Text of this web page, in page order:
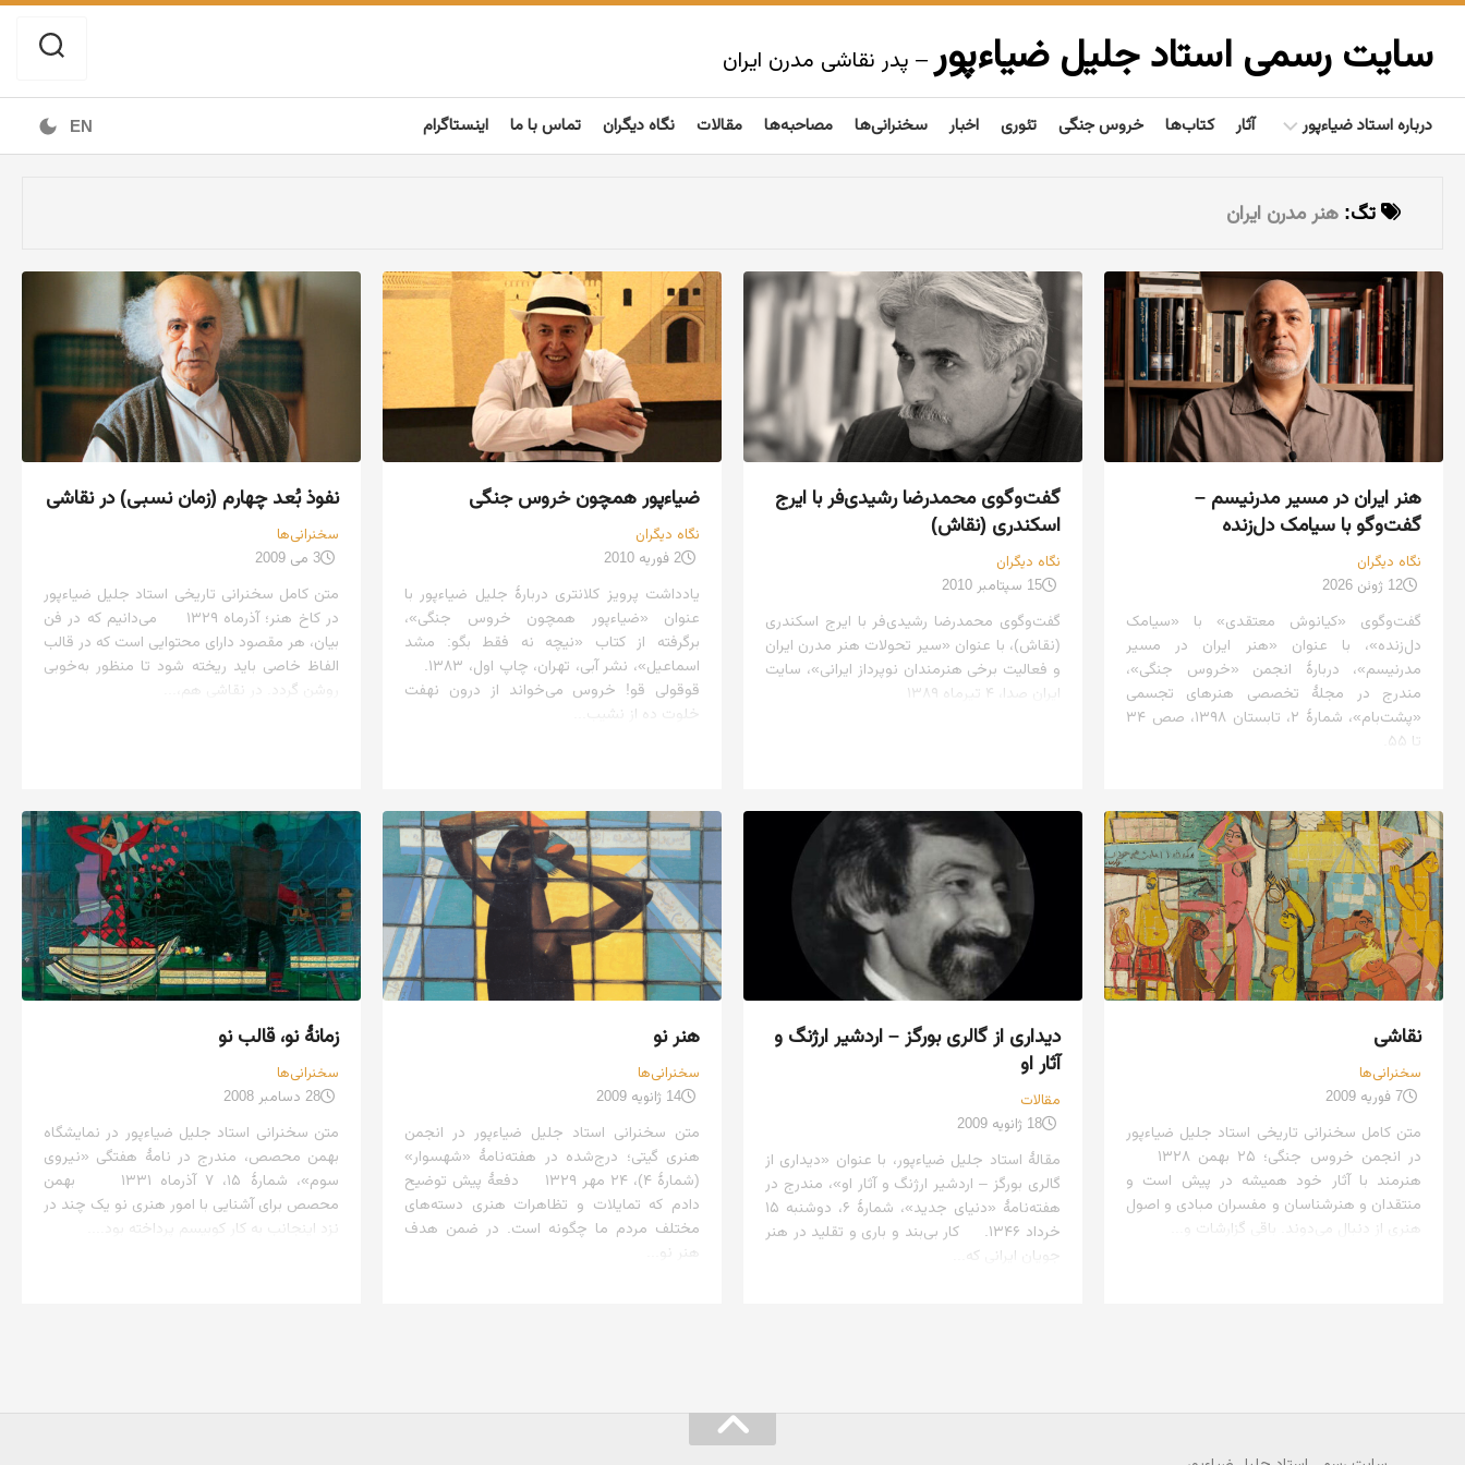
Skip
contentسایت رسمی استاد جلیل ضیاءپور – پدر نقاشی مدرن ایران
درباره استاد ضیاءپور
مردم‌شناسی
تألیفات
فعالیت‌ها
آثار کتاب‌ها خروس جنگی تئوری اخبار سخنرانی‌ها مصاحبه‌ها مقالات نگاه دیگران تماس با ما اینستاگرام EN
تگ: هنر مدرن ایران
هنر ایران در مسیر مدرنیسم –
گفت‌وگو با سیامک دل‌زنده
نگاه دیگران
12 ژوئن 2026
گفت‌وگوی «کیانوش معتقدی» با «سیامک
دل‌زنده»، با عنوان «هنر ایران در مسیر
مدرنیسم»، دربارهٔ انجمن «خروس جنگی»،
مندرج در مجلهٔ تخصصی هنرهای تجسمی
«پشت‌بام»، شمارهٔ ۲، تابستان ۱۳۹۸، صص ۳۴
تا ۵۵.
گفت‌وگوی محمدرضا رشیدی‌فر با ایرج
اسکندری (نقاش)
نگاه دیگران
15 سپتامبر 2010
گفت‌وگوی محمدرضا رشیدی‌فر با ایرج اسکندری
(نقاش)، با عنوان «سیر تحولات هنر مدرن ایران
و فعالیت برخی هنرمندان نوپرداز ایرانی»، سایت
ایران صدا، ۴ تیرماه ۱۳۸۹
ضیاءپور همچون خروس جنگی
نگاه دیگران
2 فوریه 2010
یادداشت پرویز کلانتری دربارهٔ جلیل ضیاءپور با
عنوان «ضیاءپور همچون خروس جنگی»،
برگرفته از کتاب «نیچه نه فقط بگو: مشد
قوقولی قو! خروس می‌خواند از درون نهفت
خلوت ده از نشیب...
نفوذ بُعد چهارم (زمان نسبی) در نقاشی
سخنرانی‌ها
3 می 2009
متن کامل سخنرانی تاریخی استاد جلیل ضیاءپور
در کاخ هنر؛ آذرماه ۱۳۲۹ می‌دانیم که در فن
بیان، هر مقصود دارای محتوایی است که در قالب
الفاظ خاصی باید ریخته شود تا منظور به‌خوبی
روشن گردد. در نقاشی هم،...
نقاشی
سخنرانی‌ها
7 فوریه 2009
متن کامل سخنرانی تاریخی استاد جلیل ضیاءپور
هنرمند با آثار خود همیشه در پیش است و
منتقدان و هنرشناسان و مفسران مبادی و اصول
هنری از دنبال می‌دوند. باقی گزارشات و...
دیداری از گالری بورگز – اردشیر ارژنگ و
آثار او
مقالات
18 ژانویه 2009
مقالهٔ استاد جلیل ضیاءپور، با عنوان «دیداری از
گالری بورگز – اردشیر ارژنگ و آثار او»، مندرج در
هفته‌نامهٔ «دنیای جدید»، شمارهٔ ۶، دوشنبه ۱۵
خرداد ۱۳۴۶. کار بی‌بند و باری و تقلید در هنر
جویان ایرانی که...
هنر نو
سخنرانی‌ها
14 ژانویه 2009
متن سخنرانی استاد جلیل ضیاءپور در انجمن
هنری گیتی؛ درج‌شده در هفته‌نامهٔ «شهسوار»
(شمارهٔ ۴)، ۲۴ مهر ۱۳۲۹ دفعهٔ پیش توضیح
دادم که تمایلات و تظاهرات هنری دسته‌های
مختلف مردم ما چگونه است. در ضمن هدف
هنر نو...
زمانهٔ نو، قالب نو
سخنرانی‌ها
28 دسامبر 2008
متن سخنرانی استاد جلیل ضیاءپور در نمایشگاه
بهمن محصص، مندرج در نامهٔ هفتگی «نیروی
سوم»، شمارهٔ ۱۵، ۷ آذرماه ۱۳۳۱ بهمن
محصص برای آشنایی با امور هنری نو یک چند در
نزد اینجانب به کار کوبیسم پرداخته بود....